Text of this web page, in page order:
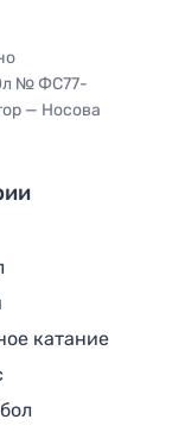
№ ФС77-
— Носова
катание